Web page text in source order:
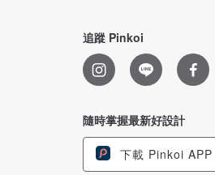
追蹤 Pinkoi
隨時掌握最新好設計
下載 Pinkoi APP